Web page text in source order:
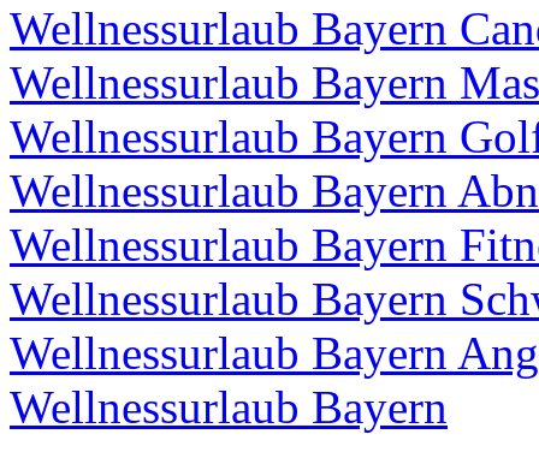
Wellnessurlaub Bayern
Wellnessurlaub Bayern
Wellnessurlaub Bayern
Wellnessurlaub Bayern
Wellnessurlaub Bayern
Wellnessurlaub Bayern
Wellnessurlaub Bayern
Wellnessurlaub Bayern